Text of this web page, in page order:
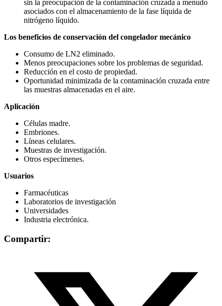
sin la preocupación de la contaminación cruzada a menudo
asociados con el almacenamiento de la fase líquida de
nitrógeno líquido.
Los beneficios de conservación del congelador mecánico
Consumo de LN2 eliminado.
Menos preocupaciones sobre los problemas de seguridad.
Reducción en el costo de propiedad.
Oportunidad minimizada de la contaminación cruzada entre
las muestras almacenadas en el aire.
Aplicación
Células madre.
Embriones.
Líneas celulares.
Muestras de investigación.
Otros especímenes.
Usuarios
Farmacéuticas
Laboratorios de investigación
Universidades
Industria electrónica.
Compartir: